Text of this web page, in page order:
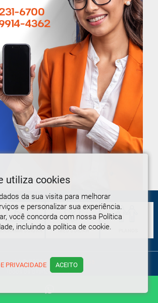
utiliza cookies
da sua visita para melhorar
e personalizar sua experiência.
você concorda com nossa Política
incluindo a política de cookie.
PRIVACIDADE ACEITO
CUIDAR MEUCUIDAR
© 2020Cuidar Assistência
Todos os direitos reservados.